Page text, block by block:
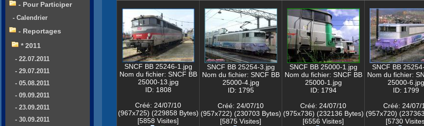
SNCF BB 25246-1.jpg
Nom du fichier: SNCF BB
25000-13.jpg
ID: 1808
Créé: 24/07/10
(967x725) (229858 Bytes)
[5858 Visites]
SNCF BB 25254-3.jpg
Nom du fichier: SNCF BB
25000-4.jpg
ID: 1795
Créé: 24/07/10
(957x722) (230703 Bytes)
[5875 Visites]
SNCF BB 25000-1.jpg
Nom du fichier: SNCF BB
25000-1.jpg
ID: 1794
Créé: 24/07/10
(975x736) (232136 Bytes)
[6556 Visites]
SNCF BB
Nom du fichier:
25000-6.jpg
ID: 1799
Créé: 24/07/
(957x720)
[5730
- Pour Participer
- Calendrier
- Reportages
* 2011
- 22.07.2011
- 29.07.2011
- 05.08.2011
- 09.09.2011
- 23.09.2011
- 30.09.2011